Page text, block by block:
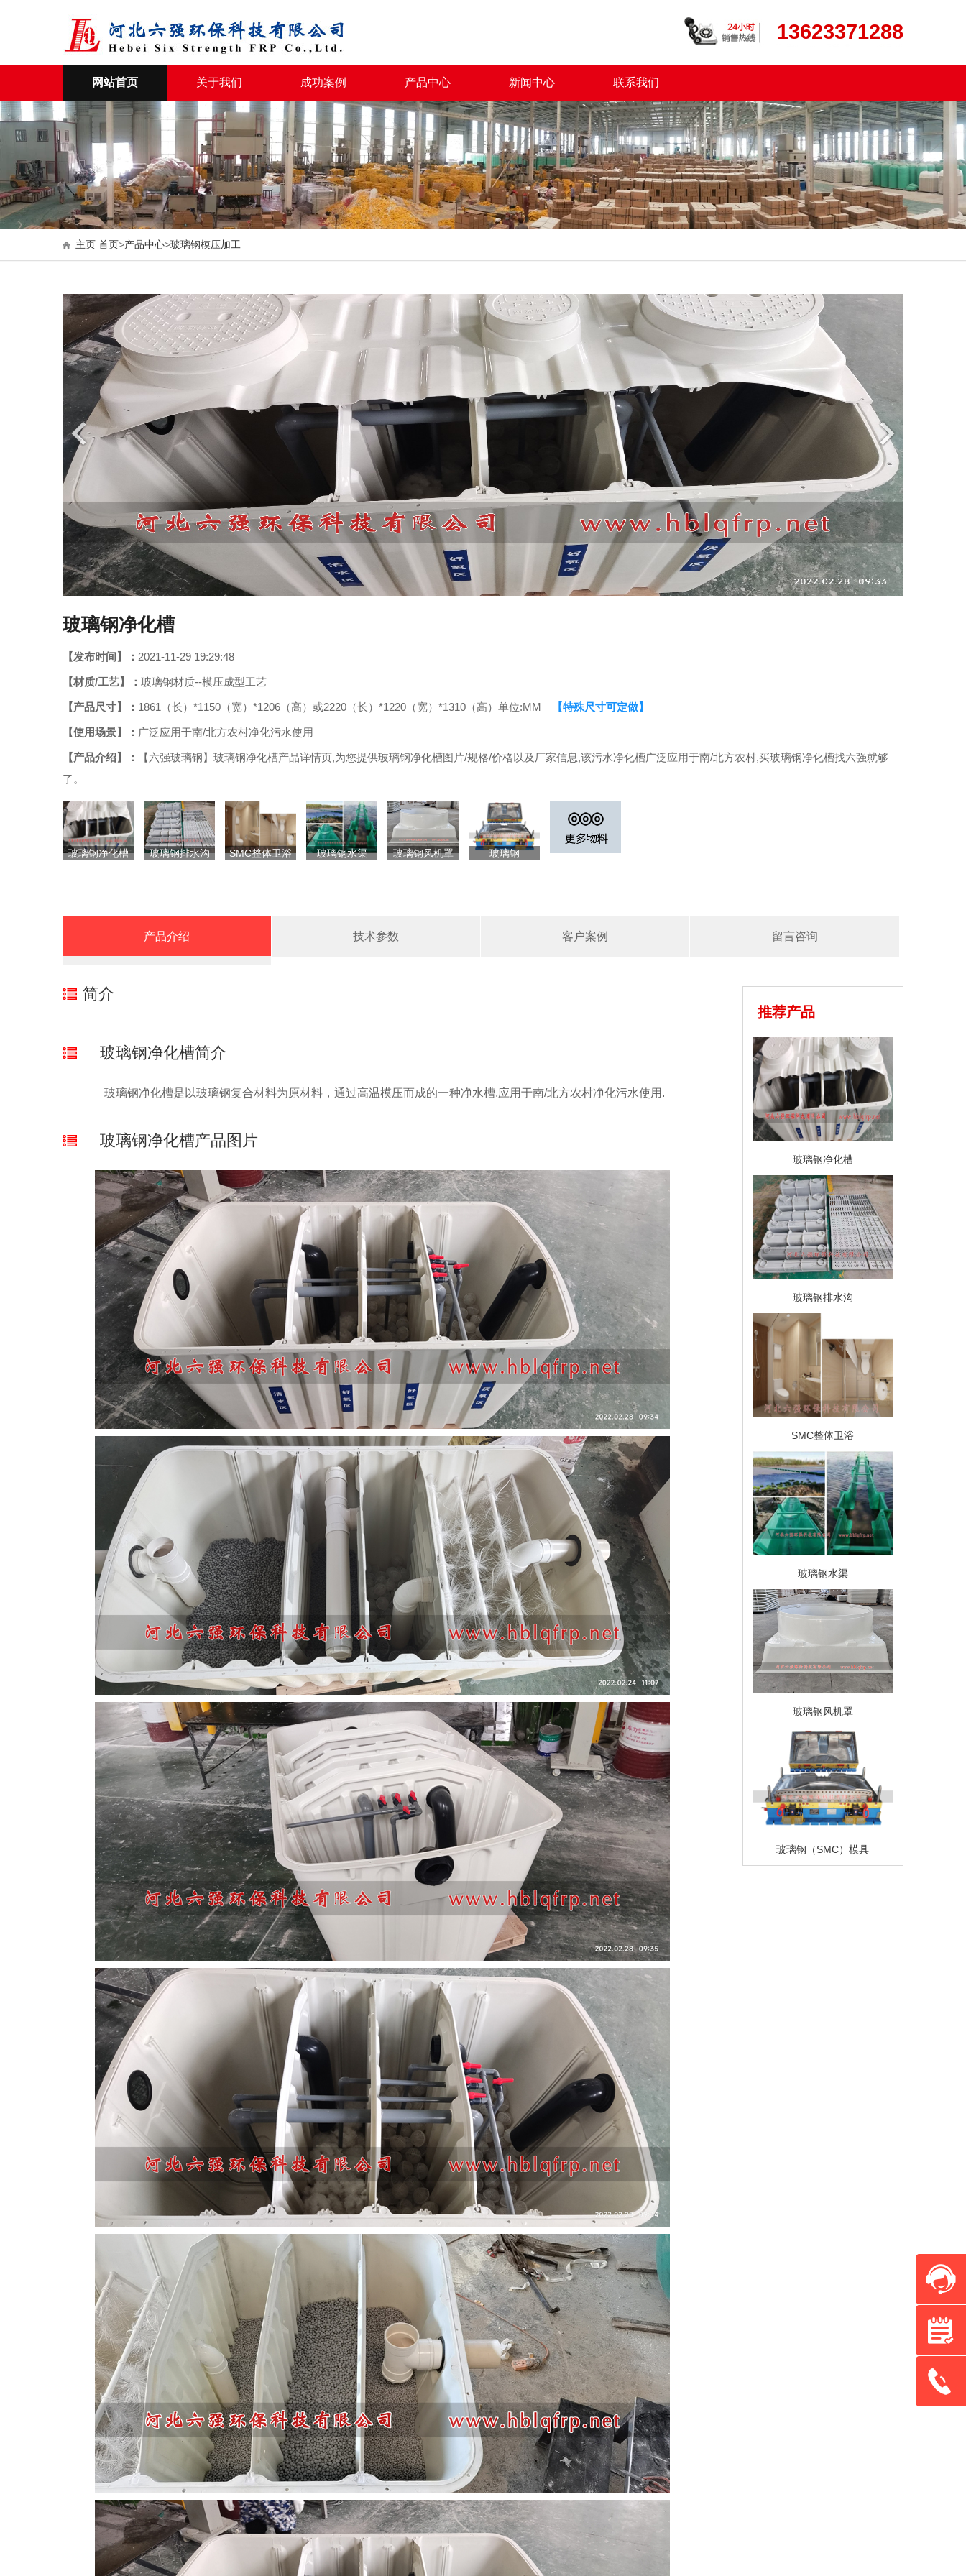
13623371288
网站首页 关于我们 成功案例 产品中心 新闻中心 联系我们
主页 首页>产品中心>玻璃钢模压加工
玻璃钢净化槽
【发布时间】： 2021-11-29 19:29:48
【材质/工艺】： 玻璃钢材质--模压成型工艺
【产品尺寸】： 1861（长）*1150（宽）*1206（高）或2220（长）*1220（宽）*1310（高）单位:MM 【特殊尺寸可定做】
【使用场景】： 广泛应用于南/北方农村净化污水使用
【产品介绍】：
【六强玻璃钢】玻璃钢净化槽产品详情页,为您提供玻璃钢净化槽图片/规格/价格以及厂家信息,该污水净化槽广泛应用于南/北方农村,买玻璃钢净化槽找六强就够
了。
玻璃钢净化槽 玻璃钢排水沟 SMC整体卫浴 玻璃钢水渠 玻璃钢风机罩
玻璃钢
产品介绍 技术参数 客户案例 留言咨询
简介
玻璃钢净化槽简介
玻璃钢净化槽是以玻璃钢复合材料为原材料，通过高温模压而成的一种净水槽,应用于南/北方农村净化污水使用.
玻璃钢净化槽产品图片
推荐产品
玻璃钢净化槽
玻璃钢排水沟
SMC整体卫浴
玻璃钢水渠
玻璃钢风机罩
玻璃钢（SMC）模具